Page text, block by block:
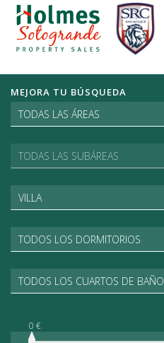
MEJORA TU BÚSQUEDA
TODAS LAS ÁREAS
TODAS LAS SUBÁREAS
0 €
VILLA
TODOS LOS DORMITORIOS
TODOS LOS CUARTOS DE BAÑO